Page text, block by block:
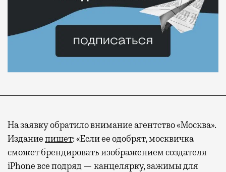
На заявку обратило внимание агентство «Москва».
Изданиепишет: «Если ее одобрят, москвичка
сможет брендировать изображением создателя
iPhone все подряд — канцелярку, зажимы для